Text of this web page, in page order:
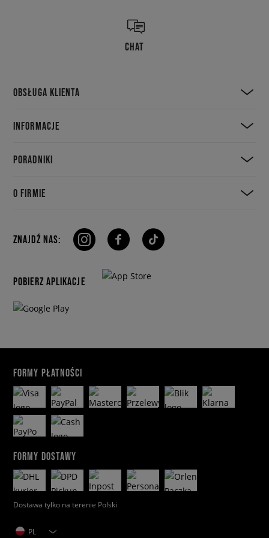
CHAT
OBSŁUGA KLIENTA
INFORMACJE
PORADNIKI
O FIRMIE
ZNAJDŹ NAS:
POBIERZ APLIKACJE
FORMY PŁATNOŚCI
FORMY DOSTAWY
Dostawa tylko na terenie Polski
PL